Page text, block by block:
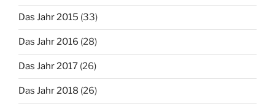
Das Jahr 2015 (33)
Das Jahr 2016 (28)
Das Jahr 2017 (26)
Das Jahr 2018 (26)